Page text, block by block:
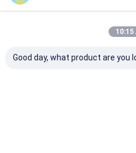
推薦されたプロダクト
10:15
Good day, what product are you